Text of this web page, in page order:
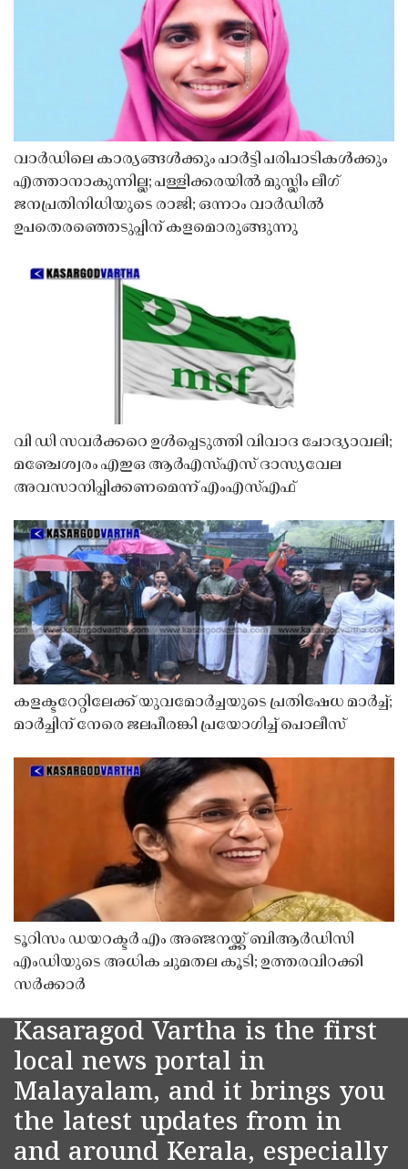
വാർഡിലെ കാര്യങ്ങൾക്കും പാർട്ടി പരിപാടികൾക്കും
എത്താനാകുന്നില്ല; പള്ളിക്കരയിൽ മുസ്ലിം ലീഗ്
ജനപ്രതിനിധിയുടെ രാജി; ഒന്നാം വാർഡിൽ
ഉപതെരഞ്ഞെടുപ്പിന് കളമൊരുങ്ങുന്നു
വി ഡി സവർക്കറെ ഉൾപ്പെടുത്തി വിവാദ ചോദ്യാവലി;
മഞ്ചേശ്വരം എഇഒ ആർഎസ്എസ് ദാസ്യവേല
അവസാനിപ്പിക്കണമെന്ന് എംഎസ്എഫ്
കളക്ടറേറ്റിലേക്ക് യുവമോർച്ചയുടെ പ്രതിഷേധ മാർച്ച്;
മാർച്ചിന് നേരെ ജലപീരങ്കി പ്രയോഗിച്ച് പൊലീസ്
ടൂറിസം ഡയറക്ടർ എം അഞ്ജനയ്ക്ക് ബിആർഡിസി
എംഡിയുടെ അധിക ചുമതല കൂടി; ഉത്തരവിറക്കി
സർക്കാർ
Kasaragod Vartha is the first
local news portal in
Malayalam, and it brings you
the latest updates from in
and around Kerala, especially